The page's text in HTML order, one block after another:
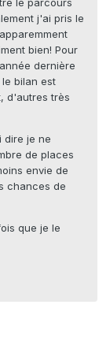
j'ai pris le
bien! Pour
dernière
bilan est
d'autres très
dire je ne
de places
envie de
chances de
que je le